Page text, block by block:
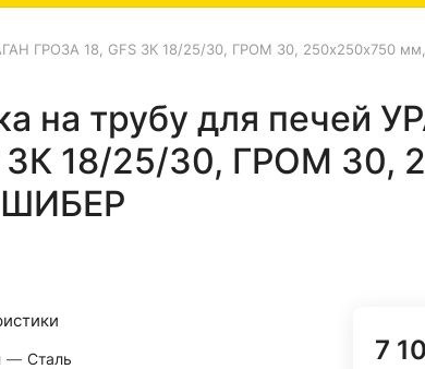
ГРОЗА 18, GFS ЗК 18/25/30, ГРОМ 30, 250х250х750
на трубу для печей
ЗК 18/25/30, ГРОМ 30,
ШИБЕР
— Сталь
7